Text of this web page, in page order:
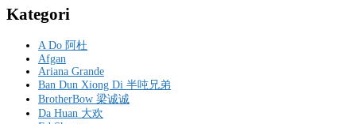
Kategori
A Do 阿杜
Afgan
Ariana Grande
Ban Dun Xiong Di 半吨兄弟
BrotherBow 梁诚诚
Da Huan 大欢